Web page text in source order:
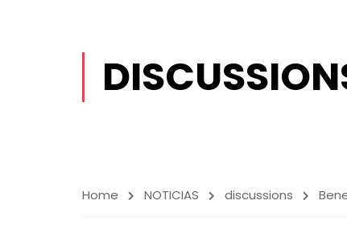
Home NOTICIAS discussions